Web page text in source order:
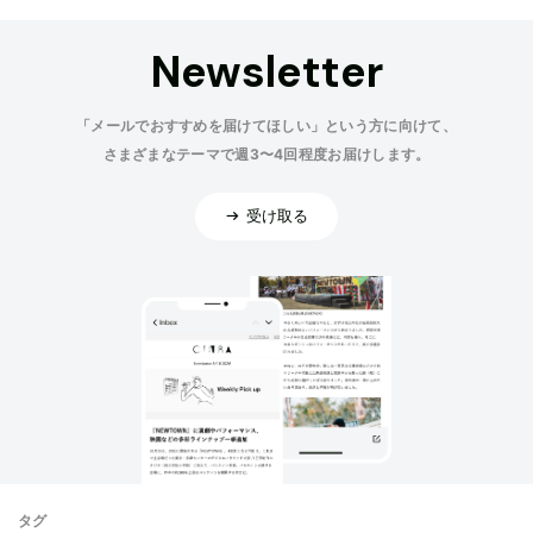
Newsletter
「メールでおすすめを届けてほしい」という方に向けて、
さまざまなテーマで週3〜4回程度お届けします。
受け取る
タグ